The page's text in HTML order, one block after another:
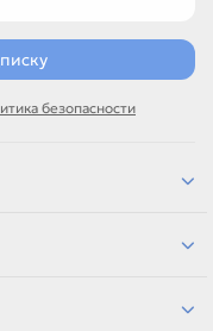
безопасности